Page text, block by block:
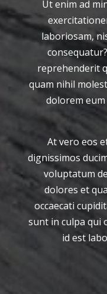
Ut enim ad
laboriosam,
reprehenderit
quam nihil
dolorem
At vero eos
dignissimos
voluptatum
dolores et
occaecati
sunt in culpa qui
id est